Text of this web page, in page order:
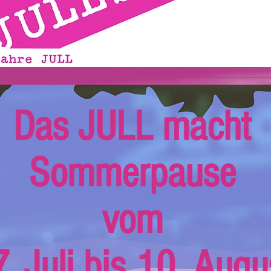
Das JULL macht
Sommerpause
vom